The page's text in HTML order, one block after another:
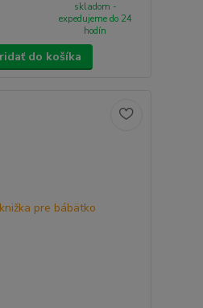
skladom -
expedujeme do 24
hodín
do košíka